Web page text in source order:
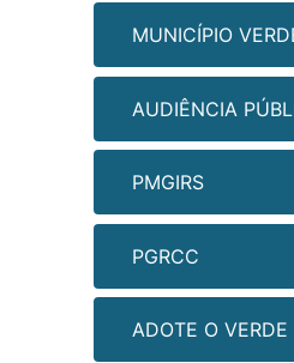
MUNICÍPIO
AUDIÊNCIA
PMGIRS
PGRCC
ADOTE O VERDE